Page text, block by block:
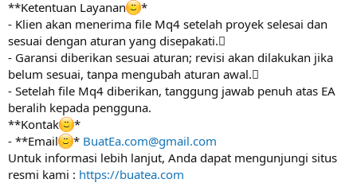
**Ketentuan Layanan
*
- Klien akan menerima file Mq4 setelah proyek selesai dan
sesuai dengan aturan yang disepakati.
- Garansi diberikan sesuai aturan; revisi akan dilakukan jika
belum sesuai, tanpa mengubah aturan awal.
- Setelah file Mq4 diberikan, tanggung jawab penuh atas EA
beralih kepada pengguna.
**Kontak
*
- **Email
* BuatEa.com@gmail.com
Untuk informasi lebih lanjut, Anda dapat mengunjungi situs
resmi kami : https://buatea.com